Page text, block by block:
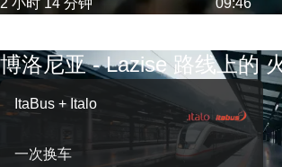
2 小时 14 分钟 09:46
博洛尼亚 - Lazise 路线上的
ItaBus + Italo
一次换车